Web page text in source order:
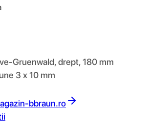
Gruenwald, drept, 180 mm
3 x 10 mm
bbraun.ro